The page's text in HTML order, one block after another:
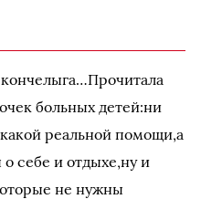
больных детей:ни
реальной помощи,а
о себе и отдыхе,ну и
не нужны